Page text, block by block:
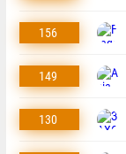
156
149
130